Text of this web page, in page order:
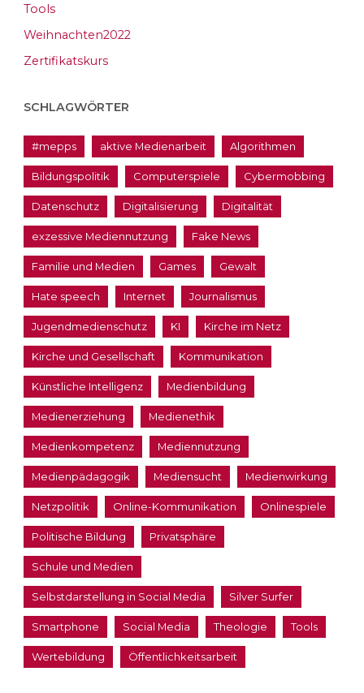
Tools
Weihnachten2022
Zertifikatskurs
SCHLAGWÖRTER
#mepps aktive Medienarbeit Algorithmen
Bildungspolitik Computerspiele Cybermobbing
Datenschutz Digitalisierung Digitalität
exzessive Mediennutzung Fake News
Familie und Medien Games Gewalt
Hate speech Internet Journalismus
Jugendmedienschutz KI Kirche im Netz
Kirche und Gesellschaft Kommunikation
Künstliche Intelligenz Medienbildung
Medienerziehung Medienethik
Medienkompetenz Mediennutzung
Medienpädagogik Mediensucht Medienwirkung
Netzpolitik Online-Kommunikation Onlinespiele
Politische Bildung Privatsphäre
Schule und Medien
Selbstdarstellung in Social Media Silver Surfer
Smartphone Social Media Theologie Tools
Wertebildung Öffentlichkeitsarbeit